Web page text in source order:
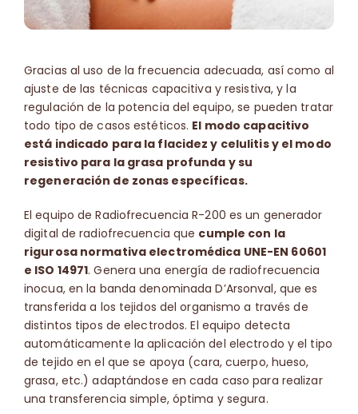
Gracias al uso de la frecuencia adecuada, así como al
ajuste de las técnicas capacitiva y resistiva, y la
regulación de la potencia del equipo, se pueden tratar
todo tipo de casos estéticos. El modo capacitivo
está indicado para la flacidez y celulitis y el modo
resistivo para la grasa profunda y su
regeneración de zonas específicas.
El equipo de Radiofrecuencia R-200 es un generador
digital de radiofrecuencia que cumple con la
rigurosa normativa electromédica UNE-EN 60601
e ISO 14971. Genera una energía de radiofrecuencia
inocua, en la banda denominada D’Arsonval, que es
transferida a los tejidos del organismo a través de
distintos tipos de electrodos. El equipo detecta
automáticamente la aplicación del electrodo y el tipo
de tejido en el que se apoya (cara, cuerpo, hueso,
grasa, etc.) adaptándose en cada caso para realizar
una transferencia simple, óptima y segura.